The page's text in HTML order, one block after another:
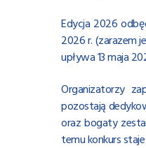
Edycja 2026
2026 r. (zarazem
upływa 13 maja
Organizatorzy
pozostają
oraz bogaty
temu konkurs